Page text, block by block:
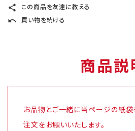
share この商品を友達に教える
undo 買い物を続ける
商品説
お品物とご一緒に当ページの紙
注文をお願いいたします。